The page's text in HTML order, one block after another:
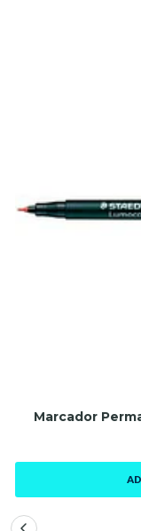
Marcador